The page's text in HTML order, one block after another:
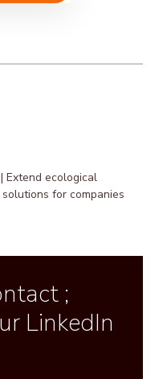
Extend ecological
for companies
;
LinkedIn